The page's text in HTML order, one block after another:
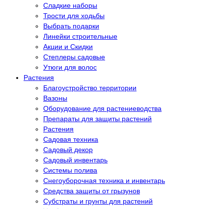
Сладкие наборы
Трости для ходьбы
Выбрать подарки
Линейки строительные
Акции и Скидки
Степлеры садовые
Утюги для волос
Растения
Благоустройство территории
Вазоны
Оборудование для растениеводства
Препараты для защиты растений
Растения
Садовая техника
Садовый декор
Садовый инвентарь
Системы полива
Снегоуборочная техника и инвентарь
Средства защиты от грызунов
Субстраты и грунты для растений